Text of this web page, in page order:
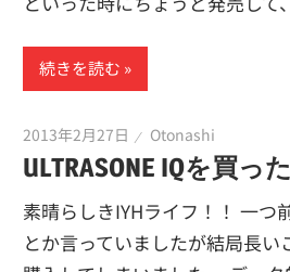
続きを読む
2013年2月27日 Otonashi
ULTRASONE IQを買った
素晴らしきIYHライフ！！ 一つ
とか言っていましたが結局長い